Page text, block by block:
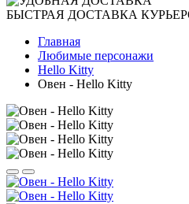
БЫСТРАЯ ДОСТАВКА
Главная
Любимые персонажи
Hello Kitty
Овен - Hello Kitty